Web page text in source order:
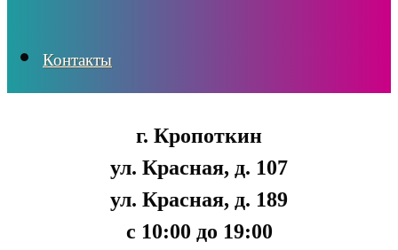
Контакты
г. Кропоткин
ул. Красная, д. 107
ул. Красная, д. 189
с 10:00 до 19:00